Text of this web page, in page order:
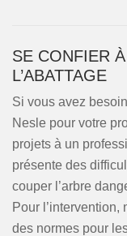
SE CONFIER
L’ABATTAGE
Si vous avez
Nesle pour votre
projets à un
présente des
couper l’arbre
Pour
des normes pour